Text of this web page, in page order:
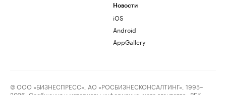
Новости
iOS
Android
AppGallery
© ООО «БИЗНЕСПРЕСС», АО «РОСБИЗНЕСКОНСАЛТИНГ», 1995–